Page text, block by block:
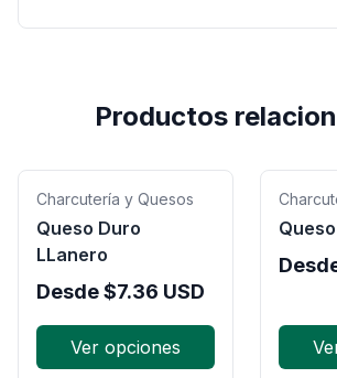
Productos
Charcutería y Quesos
Queso Duro
LLanero
Desde$7.36 USD
Ver opciones